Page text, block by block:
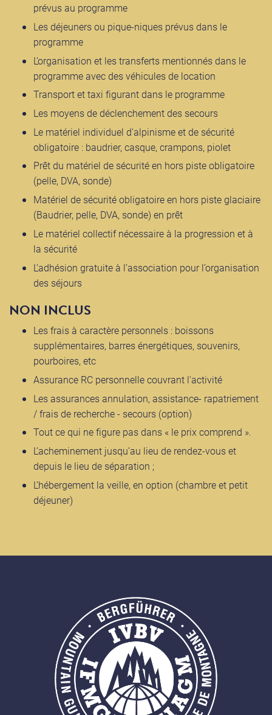
prévus au programme
Les déjeuners ou pique-niques prévus dans le
programme
L’organisation et les transferts mentionnés dans le
programme avec des véhicules de location
Transport et taxi figurant dans le programme
Les moyens de déclenchement des secours
Le matériel individuel d'alpinisme et de sécurité
obligatoire : baudrier, casque, crampons, piolet
Prêt du matériel de sécurité en hors piste obligatoire
(pelle, DVA, sonde)
Matériel de sécurité obligatoire en hors piste glaciaire
(Baudrier, pelle, DVA, sonde) en prêt
Le matériel collectif nécessaire à la progression et à
la sécurité
L’adhésion gratuite à l’association pour l’organisation
des séjours
NON INCLUS
Les frais à caractère personnels : boissons
supplémentaires, barres énergétiques, souvenirs,
pourboires, etc
Assurance RC personnelle couvrant l'activité
Les assurances annulation, assistance- rapatriement
/ frais de recherche - secours (option)
Tout ce qui ne figure pas dans « le prix comprend ».
L’acheminement jusqu’au lieu de rendez-vous et
depuis le lieu de séparation ;
L’hébergement la veille, en option (chambre et petit
déjeuner)